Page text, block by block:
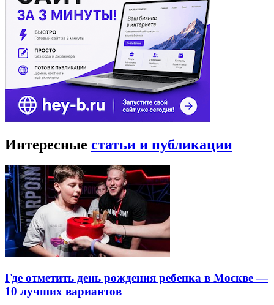
Интересные статьи и публикации
Где отметить день рождения ребенка в Москве —
10 лучших вариантов